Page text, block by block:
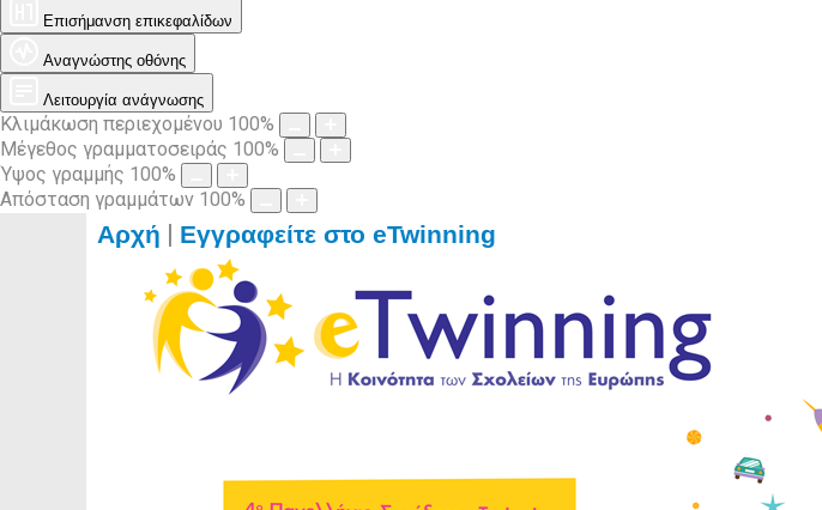
Επισήμανση επικεφαλίδων
Αναγνώστης οθόνης
Λειτουργία ανάγνωσης
Κλιμάκωση περιεχομένου 100%
Μέγεθος γραμματοσειράς 100%
Ύψος γραμμής 100%
Απόσταση γραμμάτων 100%
Αρχή | Εγγραφείτε στο eTwinning